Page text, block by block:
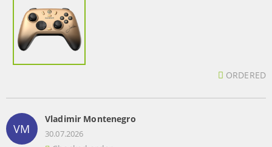
ORDERED
VM
Vladimir Montenegro
30.07.2026